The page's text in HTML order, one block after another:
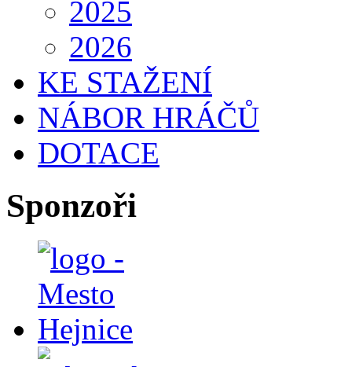
2025
2026
KE STAŽENÍ
NÁBOR HRÁČŮ
DOTACE
Sponzoři